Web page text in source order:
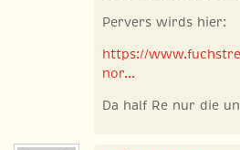
Pervers wirds hier:
https://
nor...
Da half Re nur die